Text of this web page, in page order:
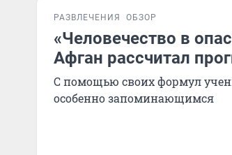
РАЗВЛЕЧЕНИЯ ОБЗОР
«Человечество в
Афган рассчитал
С помощью своих формул
особенно запоминающимся